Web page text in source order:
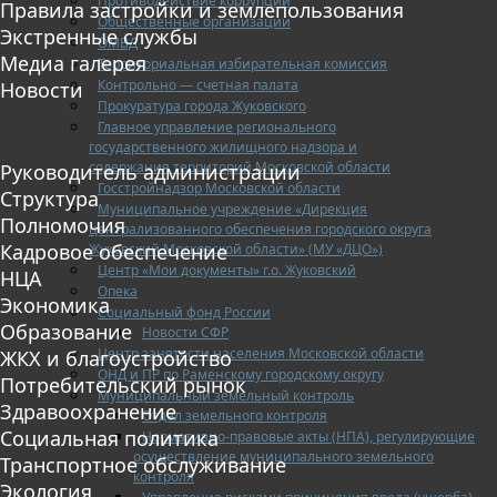
Общественные организации
ОМВД
Территориальная избирательная комиссия
Контрольно — счетная палата
Прокуратура города Жуковского
Главное управление регионального
государственного жилищного надзора и
содержания территорий Московской области
Госстройнадзор Московской области
Муниципальное учреждение «Дирекция
централизованного обеспечения городского округа
Жуковский Московской области» (МУ «ДЦО»)
Центр «Мои документы» г.о. Жуковский
Опека
Социальный фонд России
Новости СФР
Центр занятости населения Московской области
ОНД и ПР по Раменскому городскому округу
Муниципальный земельный контроль
Отдел земельного контроля
Нормативно-правовые акты (НПА), регулирующие
осуществление муниципального земельного
контроля
Правила застройки и землепользования
Экстренные службы
Медиа галерея
Новости
Руководитель администрации
Структура
Полномочия
Кадровое обеспечение
НЦА
Экономика
Образование
ЖКХ и благоустройство
Потребительский рынок
Здравоохранение
Социальная политика
Транспортное обслуживание
Экология